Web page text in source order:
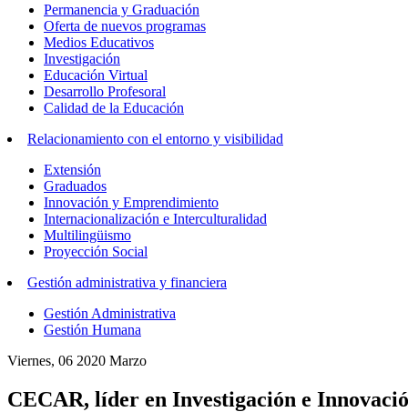
Permanencia y Graduación
Oferta de nuevos programas
Medios Educativos
Investigación
Educación Virtual
Desarrollo Profesoral
Calidad de la Educación
Relacionamiento con el entorno y visibilidad
Extensión
Graduados
Innovación y Emprendimiento
Internacionalización e Interculturalidad
Multilingüismo
Proyección Social
Gestión administrativa y financiera
Gestión Administrativa
Gestión Humana
Viernes, 06 2020 Marzo
CECAR, líder en Investigación e